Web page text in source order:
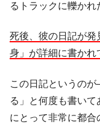
借入金が約8兆。信
レイカーも発動！
『Money1』 韓国･
Fact1
日本の誇る
Fact1
夏の甲子園
るトラックに轢かれ
死後、彼の日記が発
身」が詳細に書かれ
この日記というの
る」と何度も書い
にとって非常に都合